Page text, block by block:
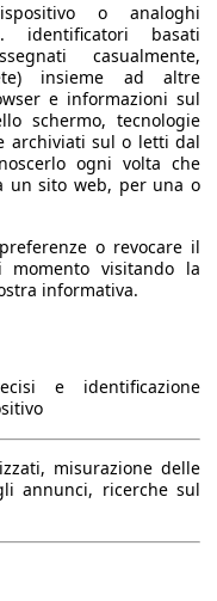
PS)
o analoghi
identificatori basati
casualmente,
insieme ad altre
e informazioni sul
schermo, tecnologie
archiviati sul o letti dal
ogni volta che
un sito web, per una o
o revocare il
momento visitando la
informativa.
e identificazione
misurazione delle
annunci, ricerche sul